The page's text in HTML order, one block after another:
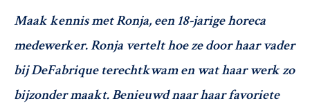
Maak kennis met Ronja, een 18-jarige horeca
medewerker. Ronja vertelt hoe ze door haar vader
bij DeFabrique terechtkwam en wat haar werk zo
bijzonder maakt. Benieuwd naar haar favoriete